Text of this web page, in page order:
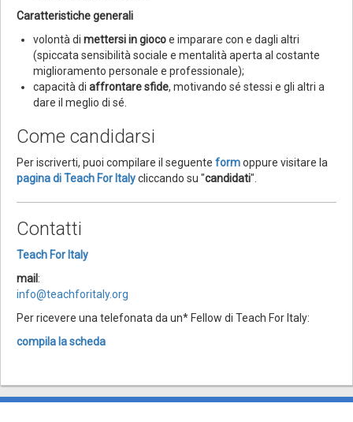
Caratteristiche generali
volontà di mettersi in giocoe imparare con e dagli altri
(spiccata sensibilità sociale e mentalità aperta al costante
miglioramento personale e professionale);
capacità di affrontare sfide, motivando sé stessi e gli altri a
dare il meglio di sé.
Come candidarsi
Per iscriverti, puoi compilare il seguente formoppure visitare la
pagina di Teach For Italycliccando su "candidati".
Contatti
Teach For Italy
mail :
info@teachforitaly.org
Per ricevere una telefonata da un* Fellow di Teach For Italy:
compila la scheda